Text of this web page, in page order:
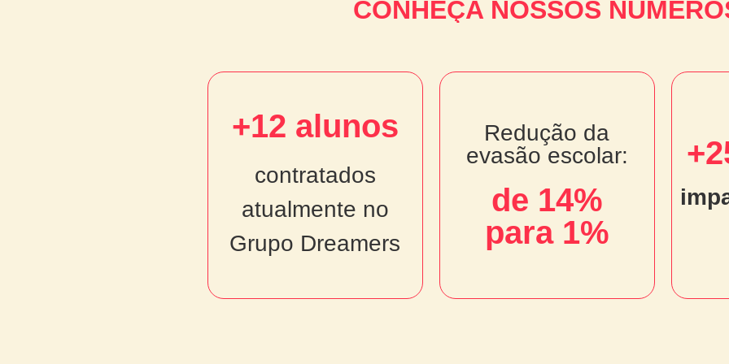
CONHEÇA NOSSOS
+12 alunos
contratados
atualmente no
Grupo Dreamers
+12 alunos
contratados
atualmente no
Grupo Dreamers
Redução da
evasão escolar:
de 14%
para 1%
Redução da
evasão escolar:
de 14%
para 1%